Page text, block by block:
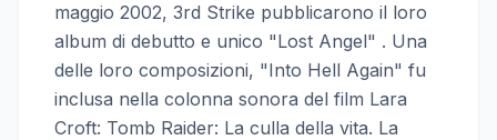
maggio 2002, 3rd Strike pubblicarono il loro
album di debutto e unico "Lost Angel" . Una
delle loro composizioni, "Into Hell Again" fu
inclusa nella colonna sonora del film Lara
Croft: Tomb Raider: La culla della vita. La